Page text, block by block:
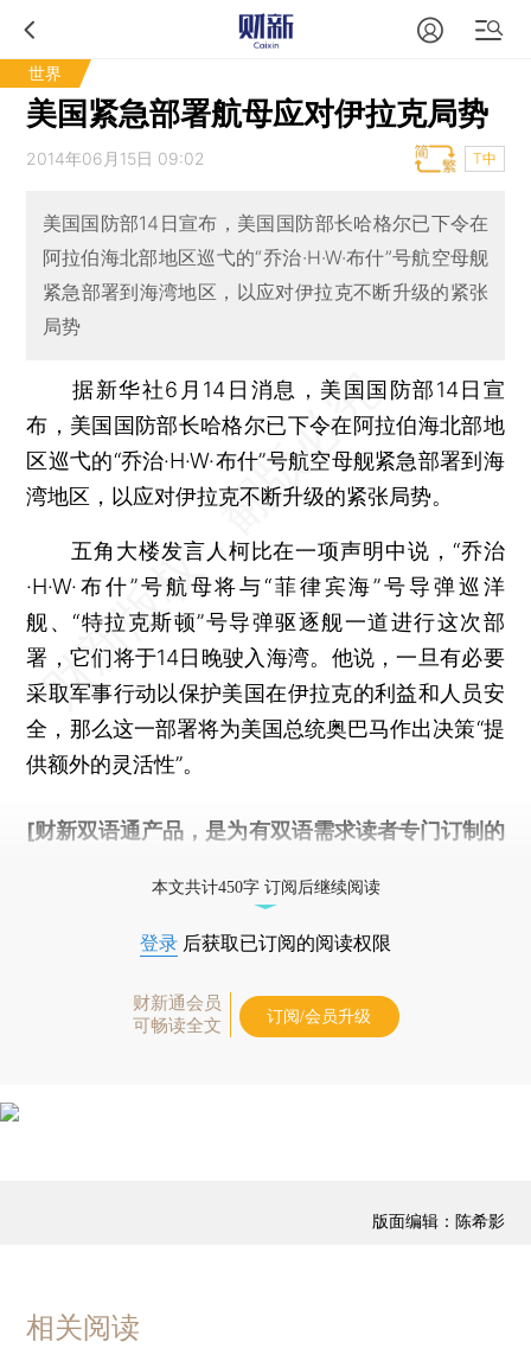
世界
美国紧急部署航母应对伊拉克局势
2014年06月15日 09:02 T中
美国国防部14日宣布，美国国防部长哈格尔已下令在
阿拉伯海北部地区巡弋的“乔治·H·W·布什”号航空母舰
紧急部署到海湾地区，以应对伊拉克不断升级的紧张
局势
据新华社6月14日消息，美国国防部14日宣
布，美国国防部长哈格尔已下令在阿拉伯海北部地
区巡弋的“乔治·H·W·布什”号航空母舰紧急部署到海
湾地区，以应对伊拉克不断升级的紧张局势。
五角大楼发言人柯比在一项声明中说，“乔治
·H·W·布什”号航母将与“菲律宾海”号导弹巡洋
舰、“特拉克斯顿”号导弹驱逐舰一道进行这次部
署，它们将于14日晚驶入海湾。他说，一旦有必要
采取军事行动以保护美国在伊拉克的利益和人员安
全，那么这一部署将为美国总统奥巴马作出决策“提
供额外的灵活性”。
[财新双语通产品，是为有双语需求读者专门订制的
本文共计450字 订阅后继续阅读
登录 后获取已订阅的阅读权限
财新通会员
可畅读全文
订阅/会员升级
版面编辑：陈希影
相关阅读